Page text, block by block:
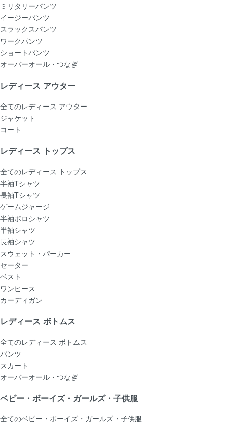
ミリタリーパンツ
イージーパンツ
スラックスパンツ
ワークパンツ
ショートパンツ
オーバーオール・つなぎ
レディース アウター
全てのレディース アウター
ジャケット
コート
レディース トップス
全てのレディース トップス
半袖Tシャツ
長袖Tシャツ
ゲームジャージ
半袖ポロシャツ
半袖シャツ
長袖シャツ
スウェット・パーカー
セーター
ベスト
ワンピース
カーディガン
レディース ボトムス
全てのレディース ボトムス
パンツ
スカート
オーバーオール・つなぎ
ベビー・ボーイズ・ガールズ・子供服
全てのベビー・ボーイズ・ガールズ・子供服